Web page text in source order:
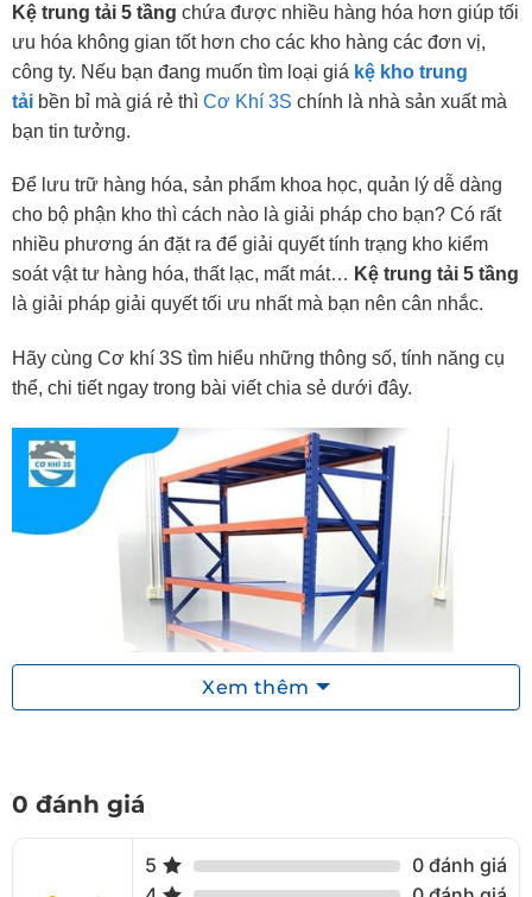
Kệ trung tải 5 tầng chứa được nhiều hàng hóa hơn giúp tối
ưu hóa không gian tốt hơn cho các kho hàng các đơn vị,
công ty. Nếu bạn đang muốn tìm loại giá kệ kho trung
tải bền bỉ mà giá rẻ thì Cơ Khí 3S chính là nhà sản xuất mà
bạn tin tưởng.
Để lưu trữ hàng hóa, sản phẩm khoa học, quản lý dễ dàng
cho bộ phận kho thì cách nào là giải pháp cho bạn? Có rất
nhiều phương án đặt ra để giải quyết tính trạng kho kiểm
soát vật tư hàng hóa, thất lạc, mất mát… Kệ trung tải 5 tầng
là giải pháp giải quyết tối ưu nhất mà bạn nên cân nhắc.
Hãy cùng Cơ khí 3S tìm hiểu những thông số, tính năng cụ
thể, chi tiết ngay trong bài viết chia sẻ dưới đây.
Kệ trung tải 5 tầng – giải pháp tối ưu không
gian
Xem thêm
0 đánh giá
5
0 đánh giá